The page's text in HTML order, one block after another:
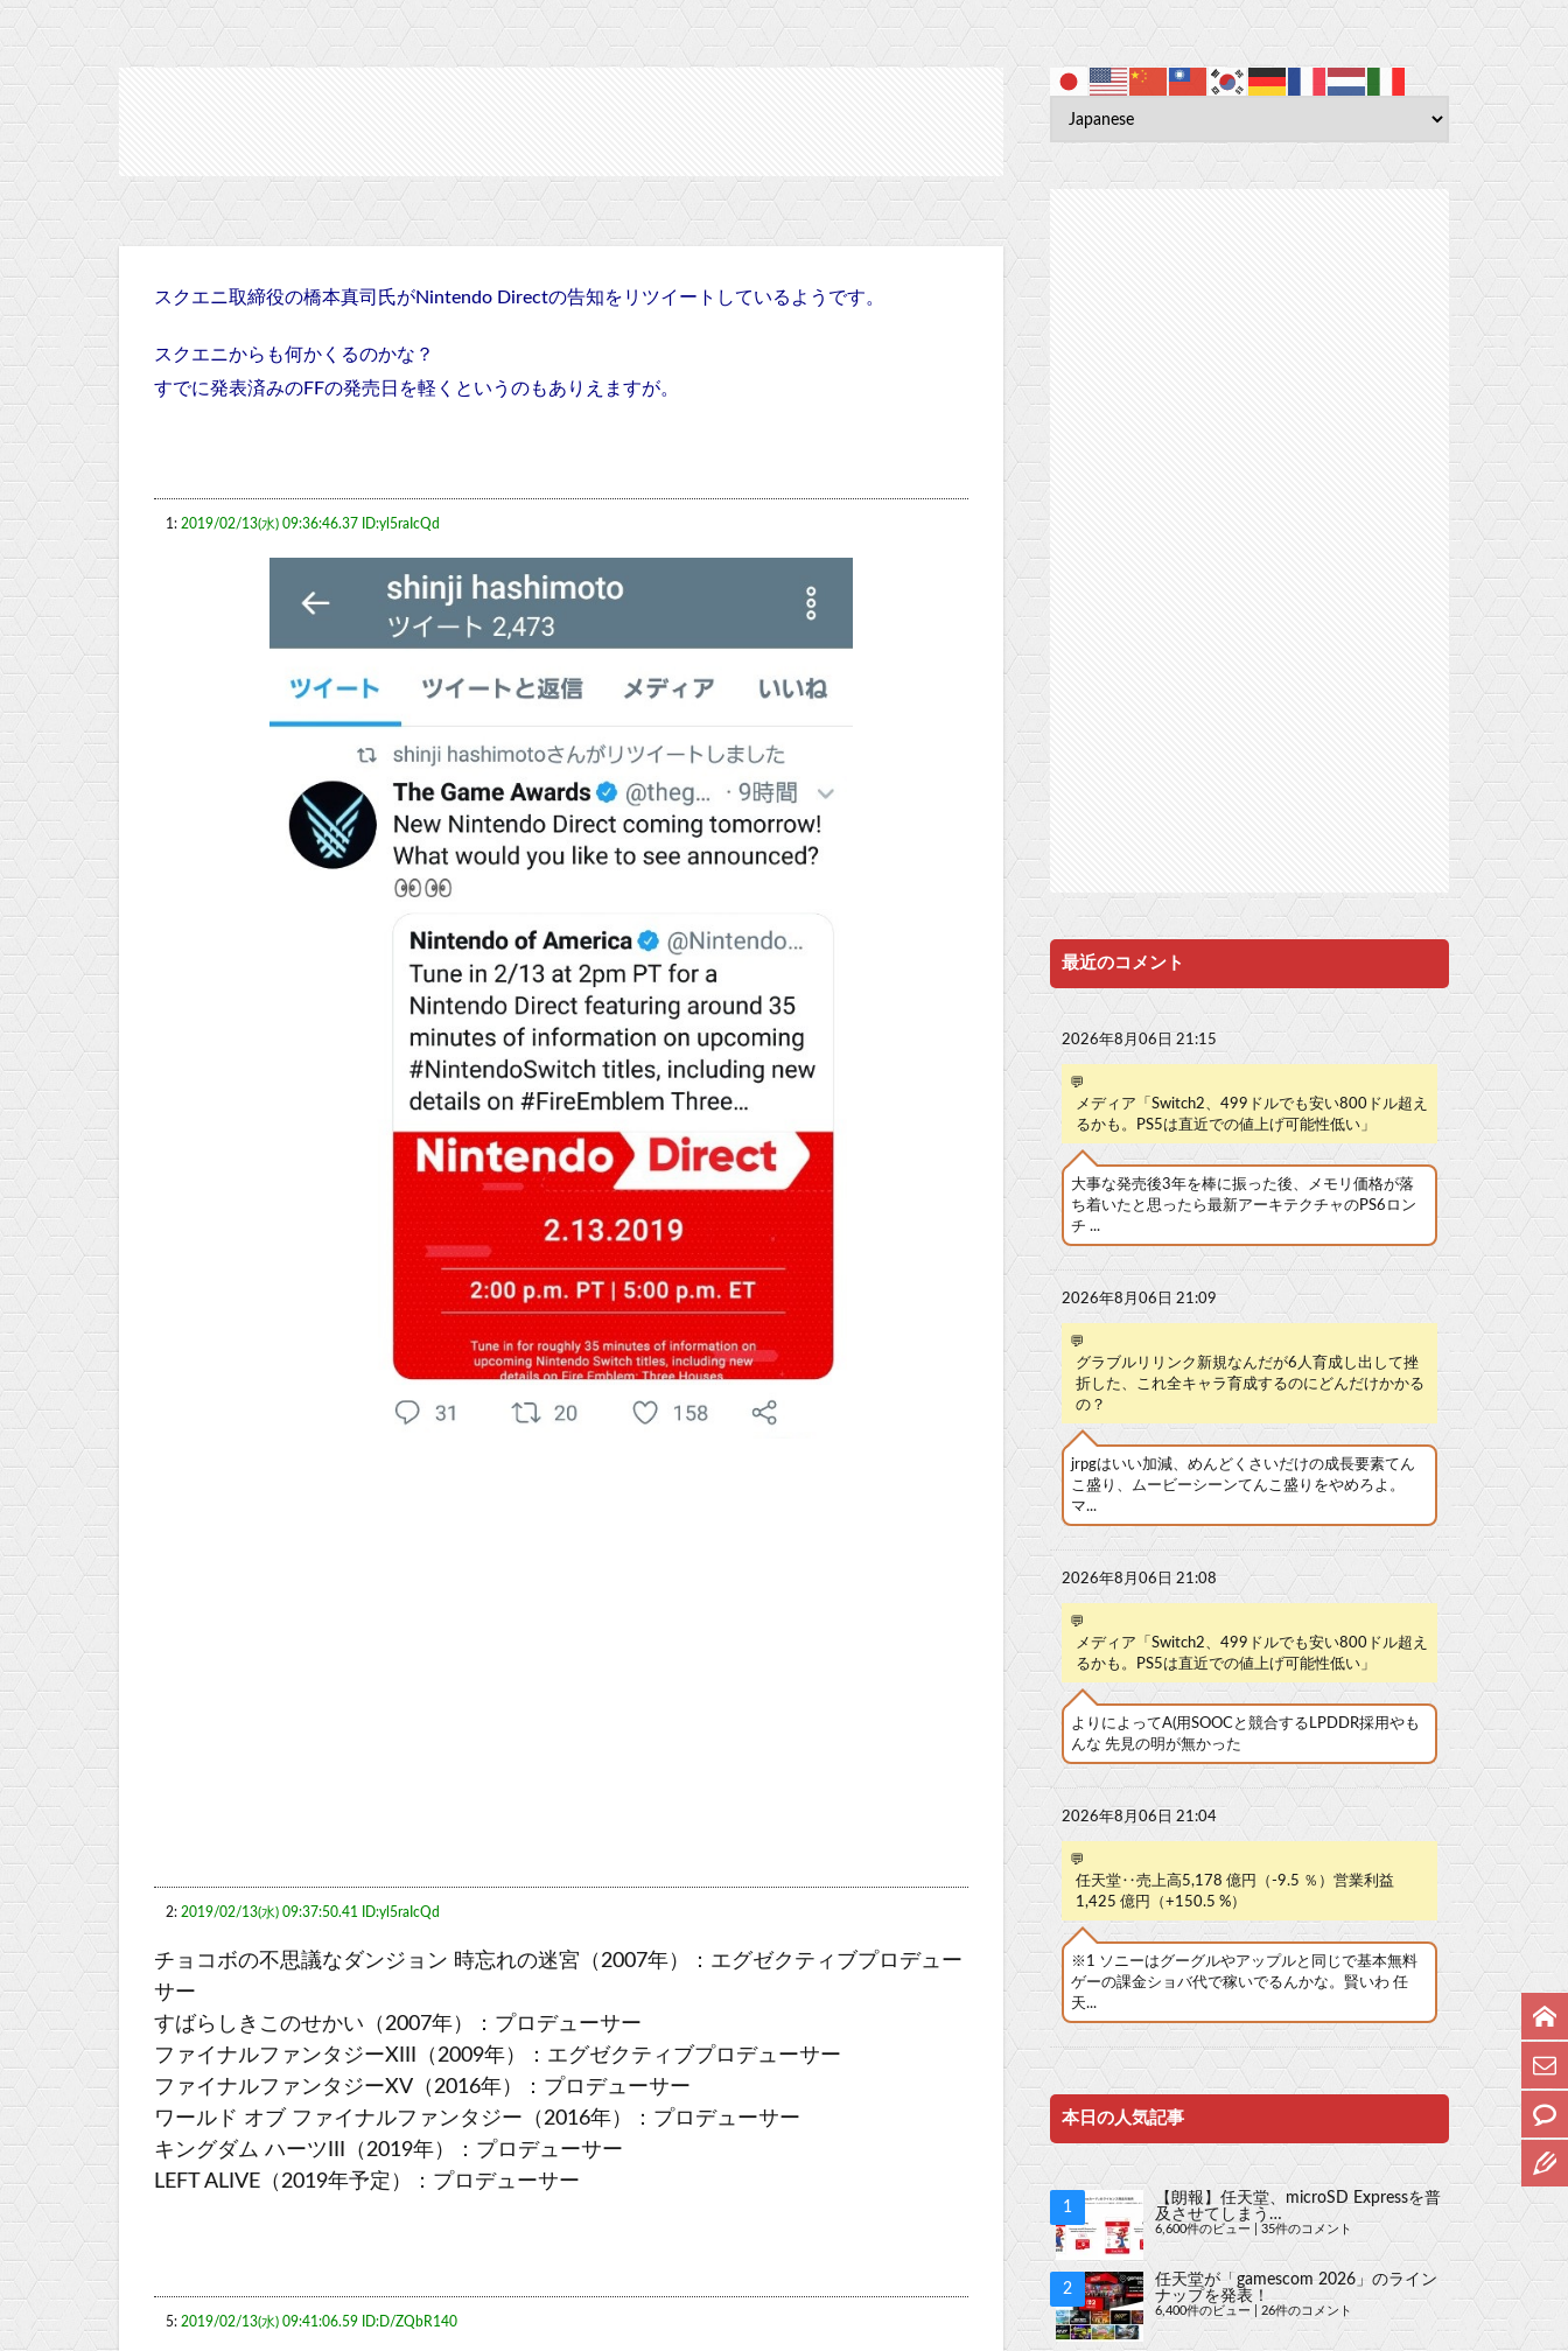
スクエニ取締役の橋本真司氏がNintendo Directの告知をリツイートしているようです。
スクエニからも何かくるのかな？
すでに発表済みのFFの発売日を軽くというのもありえますが。
1: 2019/02/13(水) 09:36:46.37 ID:yl5raIcQd
2: 2019/02/13(水) 09:37:50.41 ID:yl5raIcQd
チョコボの不思議なダンジョン 時忘れの迷宮（2007年）：エグゼクティブプロデュー
サー
すばらしきこのせかい（2007年）：プロデューサー
ファイナルファンタジーXIII（2009年）：エグゼクティブプロデューサー
ファイナルファンタジーXV（2016年）：プロデューサー
ワールド オブ ファイナルファンタジー（2016年）：プロデューサー
キングダム ハーツIII（2019年）：プロデューサー
LEFT ALIVE（2019年予定）：プロデューサー
5: 2019/02/13(水) 09:41:06.59 ID:D/ZQbR140
最近のコメント
2026年8月06日 21:15
💬
メディア「Switch2、499ドルでも安い800ドル超え
るかも。PS5は直近での値上げ可能性低い」
大事な発売後3年を棒に振った後、メモリ価格が落
ち着いたと思ったら最新アーキテクチャのPS6ロン
チ ...
2026年8月06日 21:09
💬
グラブルリリンク新規なんだが6人育成し出して挫
折した、これ全キャラ育成するのにどんだけかかる
の？
jrpgはいい加減、めんどくさいだけの成長要素てん
こ盛り、ムービーシーンてんこ盛りをやめろよ。
マ...
2026年8月06日 21:08
💬
メディア「Switch2、499ドルでも安い800ドル超え
るかも。PS5は直近での値上げ可能性低い」
よりによってA(用SOOCと競合するLPDDR採用やも
んな 先見の明が無かった
2026年8月06日 21:04
💬
任天堂‥売上高5,178 億円（-9.5 ％）営業利益
1,425 億円（+150.5 %）
※1 ソニーはグーグルやアップルと同じで基本無料
ゲーの課金ショバ代で稼いでるんかな。賢いわ 任
天...
本日の人気記事
【朗報】任天堂、microSD Expressを普
及させてしまう…
6,600件のビュー 35件のコメント
任天堂が「gamescom 2026」のライン
ナップを発表！
6,400件のビュー 26件のコメント